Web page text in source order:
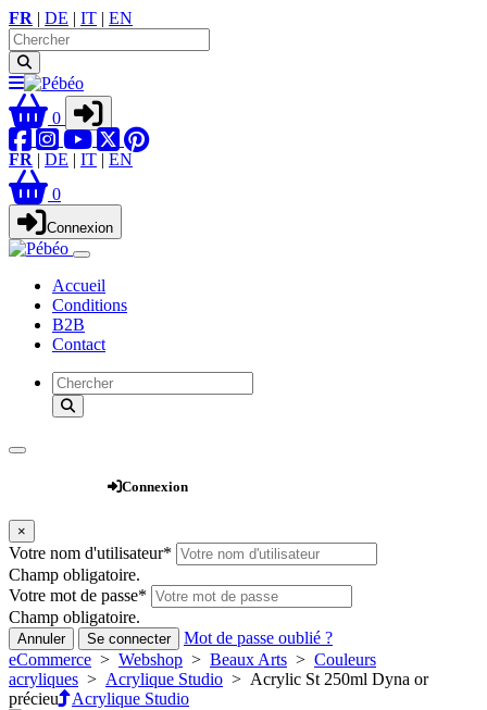
FR | DE | IT | EN
0
FR | DE | IT | EN
0
Connexion
Accueil
Conditions
B2B
Contact
Connexion
×
Votre nom d'utilisateur*
Champ obligatoire.
Votre mot de passe*
Champ obligatoire.
Annuler Se connecter
Mot de passe oublié ?
eCommerce > Webshop > Beaux Arts > Couleurs
acryliques > Acrylique Studio > Acrylic St 250ml Dyna or
précieu
Acrylique Studio